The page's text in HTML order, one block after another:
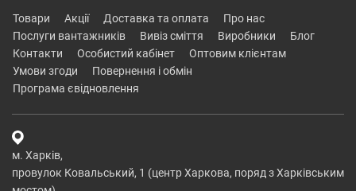
товари акції доставка та оплата
про нас
послуги вантажників
вивіз сміття виробники
блог
контакти
особистий кабінет
оптовим клієнтам
умови згоди
повернення і обмін
програма євідновлення
м. Харків,
провулок Ковальський, 1 (центр Харкова, поряд з Харківським